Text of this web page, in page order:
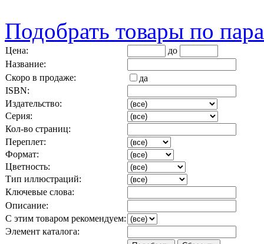
Подобрать товары по
Цена:
до
Название:
Скоро в продаже:
да
ISBN:
Издательство:
Серия:
Кол-во страниц:
Переплет:
Формат:
Цветность:
Тип иллюстраций:
Ключевые слова:
Описание:
С этим товаром рекомендуем:
Элемент каталога: